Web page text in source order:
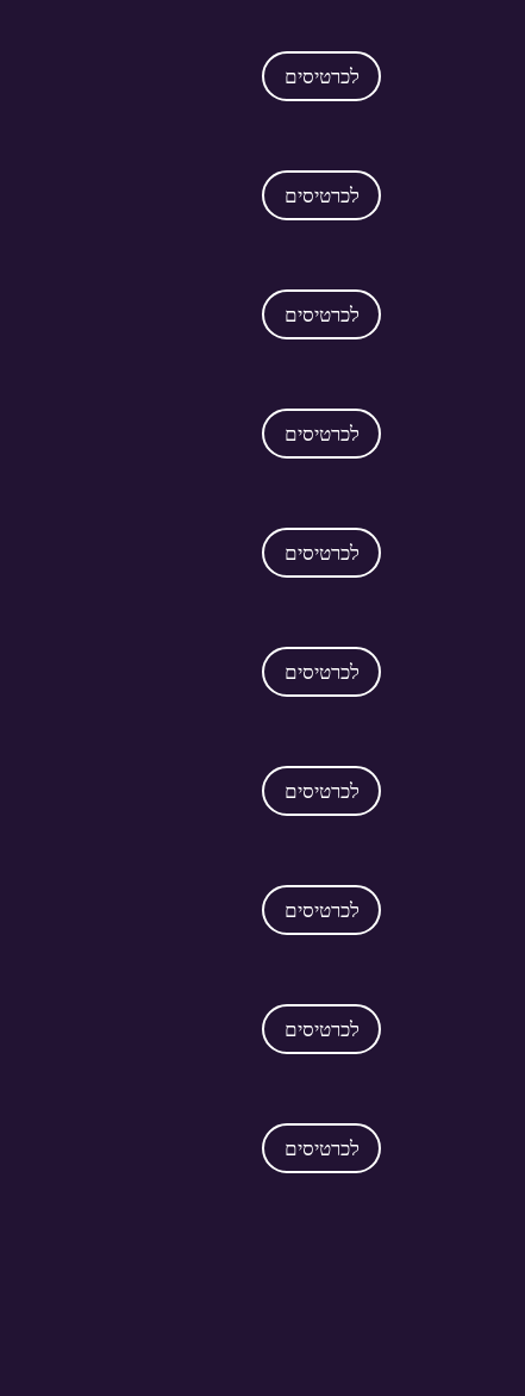
לכרטיסים
לכרטיסים
לכרטיסים
לכרטיסים
לכרטיסים
לכרטיסים
לכרטיסים
לכרטיסים
לכרטיסים
לכרטיסים